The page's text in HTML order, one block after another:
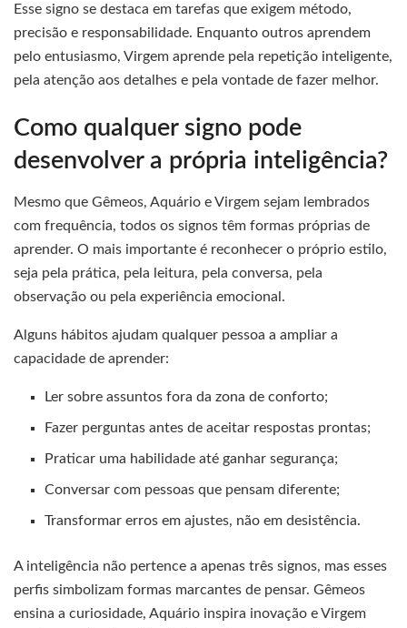
Esse signo se destaca em tarefas que exigem método,
precisão e responsabilidade. Enquanto outros aprendem
pelo entusiasmo, Virgem aprende pela repetição inteligente,
pela atenção aos detalhes e pela vontade de fazer melhor.
Como qualquer signo pode
desenvolver a própria inteligência?
Mesmo que Gêmeos, Aquário e Virgem sejam lembrados
com frequência, todos os signos têm formas próprias de
aprender. O mais importante é reconhecer o próprio estilo,
seja pela prática, pela leitura, pela conversa, pela
observação ou pela experiência emocional.
Alguns hábitos ajudam qualquer pessoa a ampliar a
capacidade de aprender:
Ler sobre assuntos fora da zona de conforto;
Fazer perguntas antes de aceitar respostas prontas;
Praticar uma habilidade até ganhar segurança;
Conversar com pessoas que pensam diferente;
Transformar erros em ajustes, não em desistência.
A inteligência não pertence a apenas três signos, mas esses
perfis simbolizam formas marcantes de pensar. Gêmeos
ensina a curiosidade, Aquário inspira inovação e Virgem